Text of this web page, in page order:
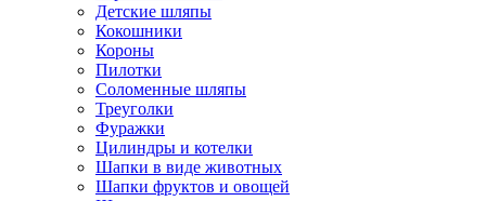
Детские шляпы
Кокошники
Короны
Пилотки
Соломенные шляпы
Треуголки
Фуражки
Цилиндры и котелки
Шапки в виде животных
Шапки фруктов и овощей